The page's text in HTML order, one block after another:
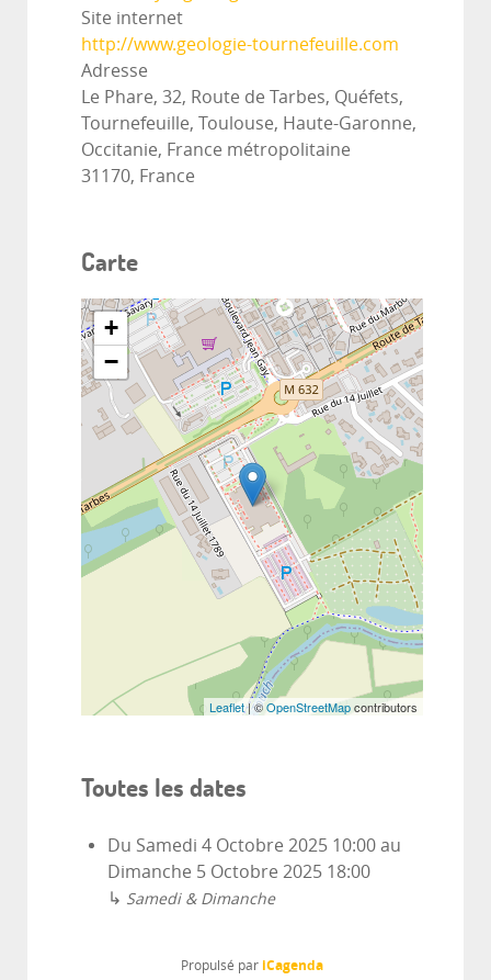
Site internet
http://www.geologie-tournefeuille.com
Adresse
Le Phare, 32, Route de Tarbes, Quéfets,
Tournefeuille, Toulouse, Haute-Garonne,
Occitanie, France métropolitaine
31170, France
Carte
+
−
Leaflet| ©OpenStreetMapcontributors
Toutes les dates
Du Samedi 4 Octobre 2025 10:00 au
Dimanche 5 Octobre 2025 18:00
↳ Samedi & Dimanche
Propulsé par iCagenda